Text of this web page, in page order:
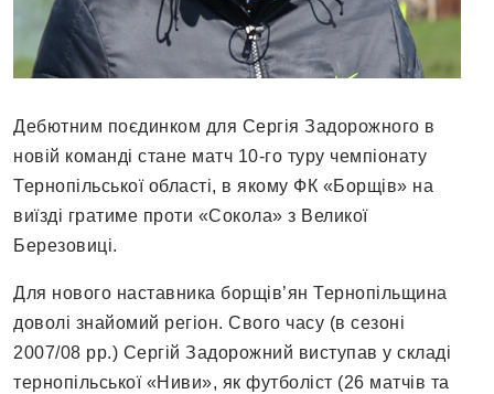
Дебютним поєдинком для Сергія Задорожного в
новій команді стане матч 10-го туру чемпіонату
Тернопільської області, в якому ФК «Борщів» на
виїзді гратиме проти «Сокола» з Великої
Березовиці.
Для нового наставника борщів’ян Тернопільщина
доволі знайомий регіон. Свого часу (в сезоні
2007/08 рр.) Сергій Задорожний виступав у складі
тернопільської «Ниви», як футболіст (26 матчів та